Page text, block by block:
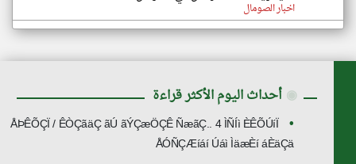
اخبار الصومال
◉ أحداث اليوم الأكثر قراءة
ÅÞÊÕÇÏ / ÊÒÇãäÇ ãÚ ãÝÇæÖÇÊ ÑæãÇ.. 4 ÌÑÍì ÈÊÕÚíÏ
ÅÓÑÇÆíáí Úáì ÌäæÈí áÈäÇä